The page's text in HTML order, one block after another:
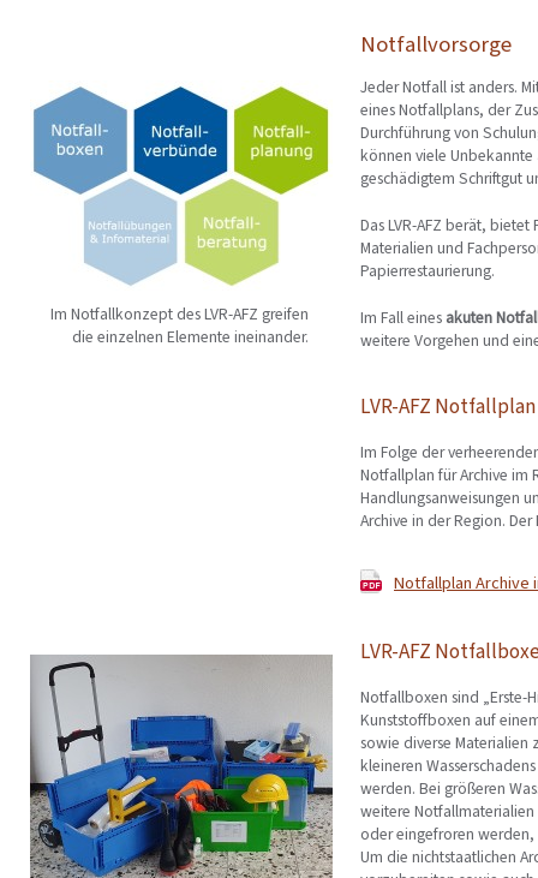
Notfallvorsorge
Im Notfallkonzept des LVR-AFZ greifen
die einzelnen Elemente ineinander.
Jeder Notfall ist anders.
eines Notfallplans, der
Durchführung von
können viele Unbekannte
geschädigtem Schriftgut
Das LVR-AFZ berät,
Materialien und
Papierrestaurierung.
Im Fall eines akuten
weitere Vorgehen und
LVR-AFZ Notfallplan
Im Folge der
Notfallplan für Archive im
Handlungsanweisungen
Archive in der Region.
Notfallplan Archive
LVR-AFZ
Notfallboxen sind „Erste-
Kunststoffboxen auf
sowie diverse Materialien
kleineren
werden. Bei größeren
weitere Notfallmaterialien
oder eingefroren
Um die nichtstaatlichen